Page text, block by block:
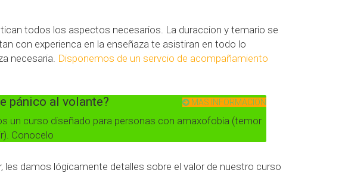
todos los aspectos necesarios. La duraccion y temario se
con experienca en la enseñaza te asistiran en todo lo
necesaria. Disponemos de un servcio de acompañamiento
MAS INFORMACION
pánico al volante?
un curso diseñado para personas con amaxofobia (temor
Conocelo
damos lógicamente detalles sobre el valor de nuestro curso